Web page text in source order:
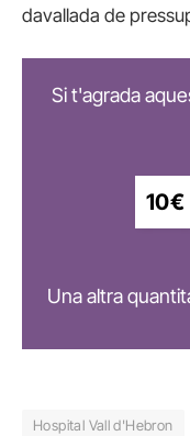
davallada de
Si t'agrada
10€
Una altra
Hospital Vall d'Hebron